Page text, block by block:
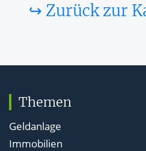
↪ Zurück zur
Themen
Geldanlage
Immobilien